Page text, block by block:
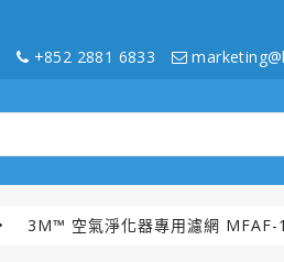
+852 2881 6833
3M™ 空氣淨化器專用濾網